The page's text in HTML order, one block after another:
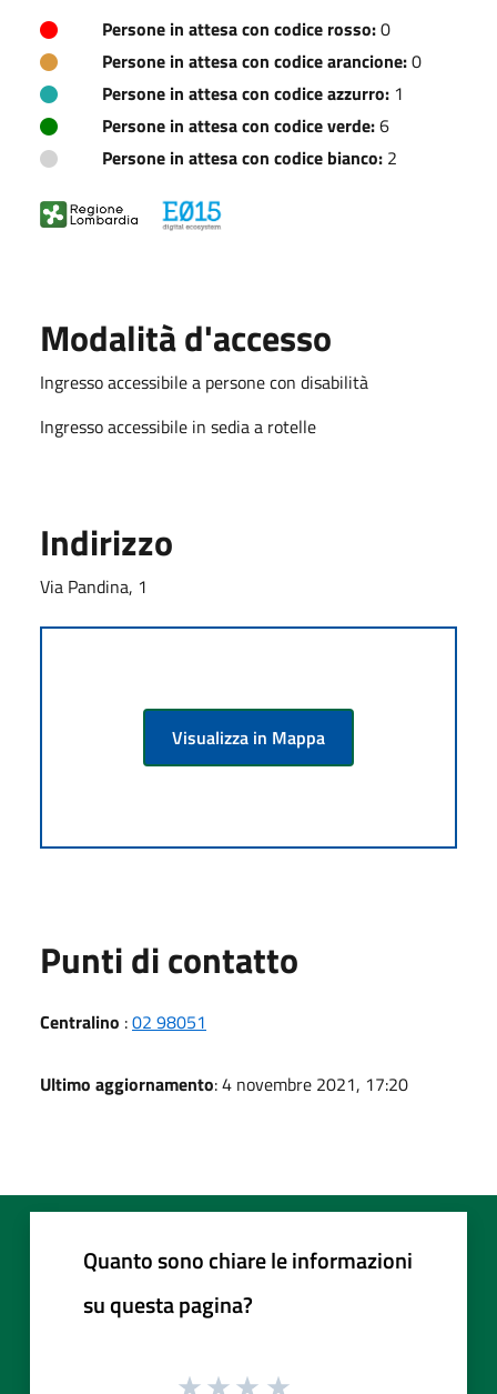
Persone in attesa con codice rosso:0
Persone in attesa con codice arancione:0
Persone in attesa con codice azzurro: 1
Persone in attesa con codice verde:6
Persone in attesa con codice bianco: 2
Modalità d'accesso
Ingresso accessibile a persone con disabilità
Ingresso accessibile in sedia a rotelle
Indirizzo
Via Pandina, 1
Visualizza in Mappa
Punti di contatto
Centralino :02 98051
Ultimo aggiornamento: 4 novembre 2021, 17:20
Quanto sono chiare le informazioni
su questa pagina?